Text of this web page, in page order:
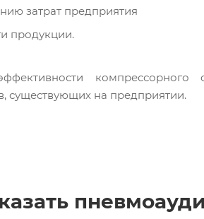
затрат предприятия
продукции.
компрессорного
существующих на предприятии.